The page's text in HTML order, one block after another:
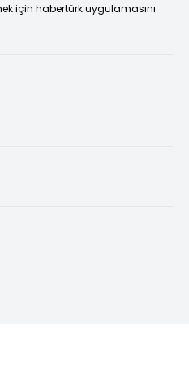
için habertürk uygulamasını